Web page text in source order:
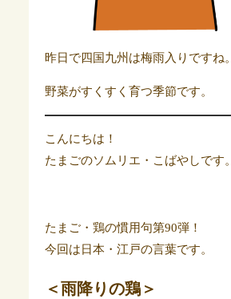
昨日で四国九州は梅雨入りですね。
野菜がすくすく育つ季節です。
こんにちは！
たまごのソムリエ・こばやしです。
たまご・鶏の慣用句第90弾！
今回は日本・江戸の言葉です。
＜雨降りの鶏＞